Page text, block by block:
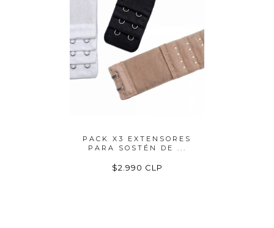
PACK X3 EXTENSORES
PARA SOSTÉN DE ...
$2.990 CLP